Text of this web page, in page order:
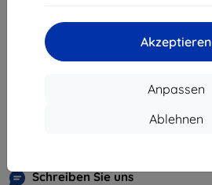
Akzeptieren
Anpassen
Ablehnen
Unternehmens-ID:
46701494
USt-IdNr.:SK2023549671
Schreiben Sie uns